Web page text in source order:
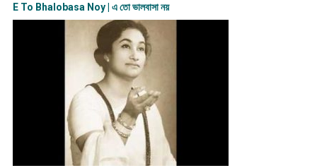
E To Bhalobasa Noy | এ তো ভালবাসা ন​য়